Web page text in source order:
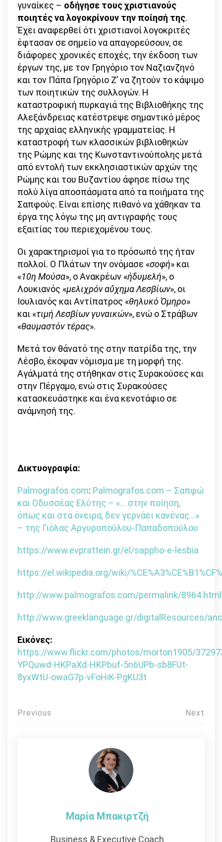
γυναίκες – οδήγησε τους χριστιανούς
ποιητές να λογοκρίνουν την ποίησή της.
Έχει αναφερθεί ότι χριστιανοί λογοκριτές
έφτασαν σε σημείο να απαγορεύσουν, σε
διάφορες χρονικές εποχές, την έκδοση των
έργων της, με τον Γρηγόριο τον Ναζιανζηνό
και τον Πάπα Γρηγόριο Ζ’ να ζητούν το κάψιμο
των ποιητικών της συλλογών. Η
καταστροφική πυρκαγιά της Βιβλιοθήκης της
Αλεξάνδρειας κατέστρεψε σημαντικό μέρος
της αρχαίας ελληνικής γραμματείας. Η
καταστροφή των κλασσικών βιβλιοθηκών
της Ρώμης και της Κωνσταντινούπολης μετά
από εντολή των εκκλησιαστικών αρχών της
Ρώμης και του Βυζαντίου άφησε πίσω της
πολύ λίγα αποσπάσματα από τα ποιήματα της
Σαπφούς. Είναι επίσης πιθανό να χάθηκαν τα
έργα της λόγω της μη αντιγραφής τους
εξαιτίας του περιεχομένου τους.
Οι χαρακτηρισμοί για το πρόσωπό της ήταν
πολλοί. Ο Πλάτων την ονόμασε «σοφή» και
«10η Μούσα», ο Ανακρέων «ἡδυμελή», ο
Λουκιανός «μελιχρόν αὔχημα Λεσβίων», οι
Ιουλιανός και Αντίπατρος «θηλυκό Όμηρο»
και «τιμή Λεσβίων γυναικών», ενώ ο Στράβων
«θαυμαστόν τέρας».
Μετά τον θάνατό της στην πατρίδα της, την
Λέσβο, έκοψαν νόμισμα με τη μορφή της.
Αγάλματά της στήθηκαν στις Συρακούσες και
στην Πέργαμο, ενώ στις Συρακούσες
κατασκευάστηκε και ένα κενοτάφιο σε
ανάμνησή της.
Δικτυογραφία:
Palmografos.com: Palmografos.com – Σαπφώ
και Οδυσσέας Ελύτης – «… στην ποίηση,
όπως και στα όνειρα, δεν γερνάει κανένας…»
– της Γιόλας Αργυροπούλου-Παπαδοπούλου
https://www.evprattein.gr/el/sappho-e-lesbia
https://el.wikipedia.org/wiki/
http://www.palmografos.com/permalink/8964.html
http://www.greeklanguage.gr/digitalResources/
Εικόνες:
https://www.flickr.com/photos/morton1905/
YPQuwd-HKPaXd-HKPbuf-5n6UPb-sb8FUt-
8yxWtU-owaG7p-vFoHiK-PgKU3t
Πλοήγηση
Previous Next
Μαρία Μπακιρτζή
Business & Executive Coach